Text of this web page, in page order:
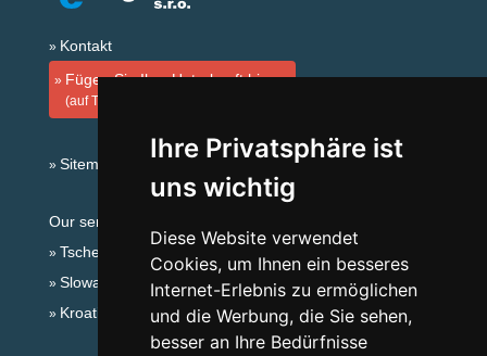
Ihre Privatsphäre ist
uns wichtig
Diese Website verwendet
Cookies, um Ihnen ein besseres
Internet-Erlebnis zu ermöglichen
und die Werbung, die Sie sehen,
besser an Ihre Bedürfnisse
Kontakt
Fügen Sie Ihre Unterkunft hinzu
(auf Tschechisch)
Sitemap
Our servers:
Tschechische Gebirge
Slowakische Gebirge
Kroatien